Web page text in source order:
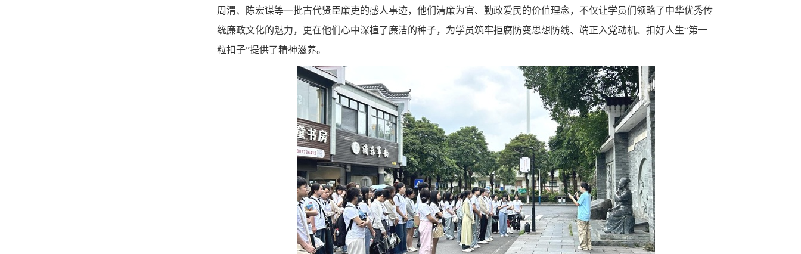
周渭、陈宏谋等一批古代贤臣廉吏的感人事迹，他们清廉为官、勤政爱民的价值理念，不仅让学员们领略了中华优秀传
统廉政文化的魅力，更在他们心中深植了廉洁的种子，为学员筑牢拒腐防变思想防线、端正入党动机、扣好人生“第一
粒扣子”提供了精神滋养。